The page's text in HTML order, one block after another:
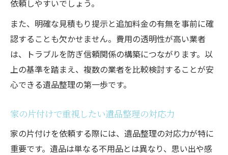
依頼しやすいでしょう。
また、明確な見積もり提示と追加料金の有無を事前に確
認することも欠かせません。費用の透明性が高い業者
は、トラブルを防ぎ信頼関係の構築につながります。以
上の基準を踏まえ、複数の業者を比較検討することが安
心できる遺品整理の第一歩です。
家の片付けで重視したい遺品整理の対応力
家の片付けを依頼する際には、遺品整理の対応力が特に
重要です。遺品は単なる不用品とは異なり、思い出や感